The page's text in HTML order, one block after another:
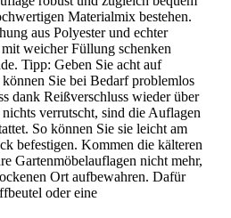
Materialmix bestehen.
aus Polyester und echter
weicher Füllung schenken
Tipp: Geben Sie acht auf
Sie bei Bedarf problemlos
dank Reißverschluss wieder über
verrutscht, sind die Auflagen
So können Sie sie leicht am
befestigen. Kommen die kälteren
Gartenmöbelauflagen nicht mehr,
Ort aufbewahren. Dafür
oder eine